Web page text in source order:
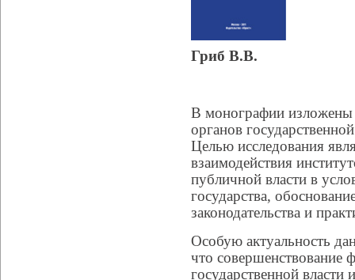
Гриб В.В.
В монографии изложены
органов
Целью исследования
взаимодействия
публичной власти в
государства,
законодательства и
Особую актуальность
что совершенствование
государственной власти